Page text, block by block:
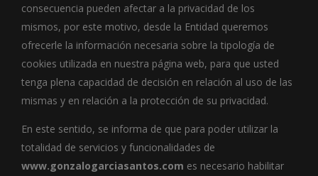
consecuencia pueden afectar a la privacidad de los
mismos, por este motivo, desde la Entidad queremos
ofrecerle la información necesaria sobre la tipología de
cookies utilizada en nuestra página web, para que usted
tenga plena capacidad de decisión en relación al uso de las
mismas y en relación a la protección de su privacidad.
En este sentido, se informa de que para poder utilizar la
totalidad de servicios y funcionalidades de
www.gonzalogarciasantos.com es necesario habilitar